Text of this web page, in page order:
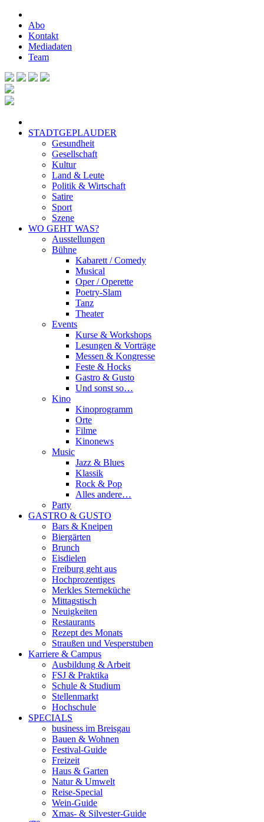
Abo
Kontakt
Mediadaten
Team
STADTGEPLAUDER
Gesundheit
Gesellschaft
Kultur
Land & Leute
Politik & Wirtschaft
Satire
Sport
Szene
WO GEHT WAS?
Ausstellungen
Bühne
Kabarett / Comedy
Musical
Oper / Operette
Poetry-Slam
Tanz
Theater
Events
Kurse & Workshops
Lesungen & Vorträge
Messen & Kongresse
Feste & Hocks
Gastro & Gusto
Und sonst so…
Kino
Kinoprogramm
Orte
Filme
Kinonews
Music
Jazz & Blues
Klassik
Rock & Pop
Alles andere…
Party
GASTRO & GUSTO
Bars & Kneipen
Biergärten
Brunch
Eisdielen
Freiburg geht aus
Hochprozentiges
Merkles Sterneküche
Mittagstisch
Neuigkeiten
Restaurants
Rezept des Monats
Straußen und Vesperstuben
Karriere & Campus
Ausbildung & Arbeit
FSJ & Praktika
Schule & Studium
Stellenmarkt
Hochschule
SPECIALS
business im Breisgau
Bauen & Wohnen
Festival-Guide
Freizeit
Haus & Garten
Natur & Umwelt
Reise-Special
Wein-Guide
Xmas- & Silvester-Guide